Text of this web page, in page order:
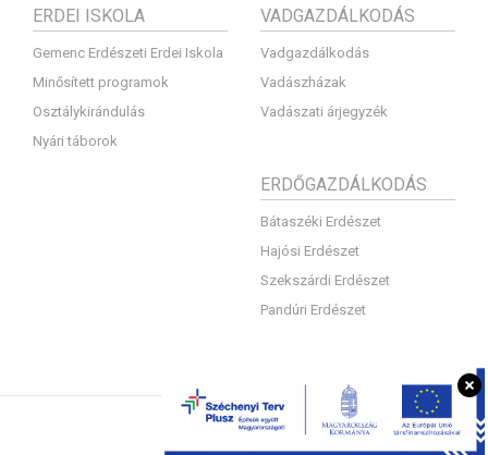
ERDEI ISKOLA
Gemenc Erdészeti Erdei Iskola
Minősített programok
Osztálykirándulás
Nyári táborok
VADGAZDÁLKODÁS
Vadgazdálkodás
Vadászházak
Vadászati árjegyzék
ERDŐGAZDÁLKODÁS
Bátaszéki Erdészet
Hajósi Erdészet
Szekszárdi Erdészet
Pandúri Erdészet